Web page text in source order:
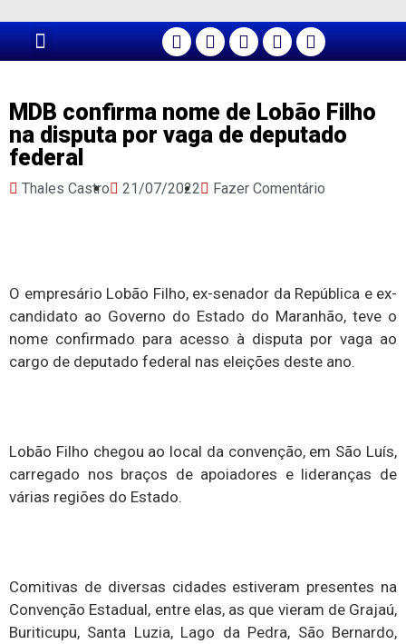
MDB confirma nome de Lobão Filho
na disputa por vaga de deputado
federal
Thales Castro 21/07/2022 Fazer Comentário
O empresário Lobão Filho, ex-senador da República e ex-
candidato ao Governo do Estado do Maranhão, teve o
nome confirmado para acesso à disputa por vaga ao
cargo de deputado federal nas eleições deste ano.
Lobão Filho chegou ao local da convenção, em São Luís,
carregado nos braços de apoiadores e lideranças de
várias regiões do Estado.
Comitivas de diversas cidades estiveram presentes na
Convenção Estadual, entre elas, as que vieram de Grajaú,
Buriticupu, Santa Luzia, Lago da Pedra, São Bernardo,